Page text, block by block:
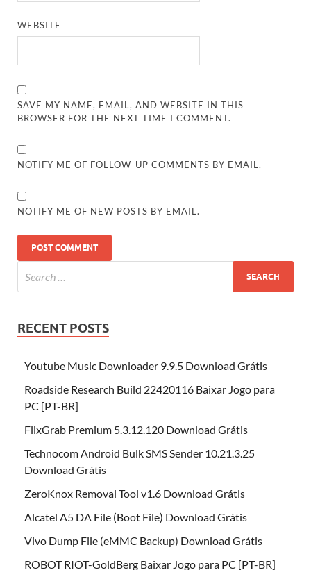
WEBSITE
SAVE MY NAME, EMAIL, AND WEBSITE IN THIS
BROWSER FOR THE NEXT TIME I COMMENT.
NOTIFY ME OF FOLLOW-UP COMMENTS BY EMAIL.
NOTIFY ME OF NEW POSTS BY EMAIL.
RECENT POSTS
Youtube Music Downloader 9.9.5 Download Grátis
Roadside Research Build 22420116 Baixar Jogo para
PC [PT-BR]
FlixGrab Premium 5.3.12.120 Download Grátis
Technocom Android Bulk SMS Sender 10.21.3.25
Download Grátis
ZeroKnox Removal Tool v1.6 Download Grátis
Alcatel A5 DA File (Boot File) Download Grátis
Vivo Dump File (eMMC Backup) Download Grátis
ROBOT RIOT-GoldBerg Baixar Jogo para PC [PT-BR]